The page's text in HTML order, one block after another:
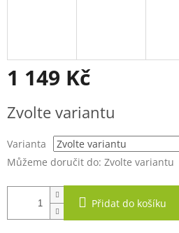
1 149 Kč
cena:
Zvolte variantu
Varianta
Můžeme doručit do: Zvolte variantu
Přidat do košíku